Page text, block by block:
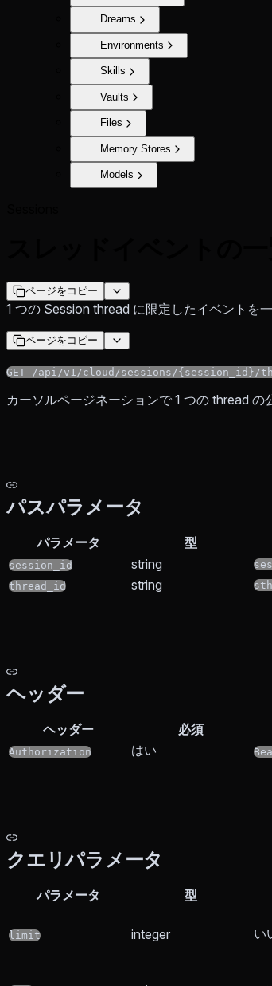
Dreams
Environments
Skills
Vaults
Files
Memory Stores
Models
ページをコピー
1 つの Session thread に限定したイベントを一
ページをコピー
GET /api/v1/cloud/sessions/{session_id}/
カーソルページネーションで 1 つの thread の
パスパラメータ
パラメータ 型
session_id string
thread_id string
ヘッダー
ヘッダー 必須
Authorization はい
クエリパラメータ
パラメータ 型
limit integer い